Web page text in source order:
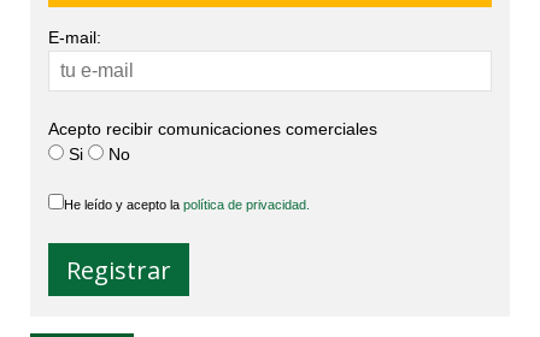
E-mail:
Acepto recibir comunicaciones comerciales
Si
No
He leído y acepto la política de privacidad.